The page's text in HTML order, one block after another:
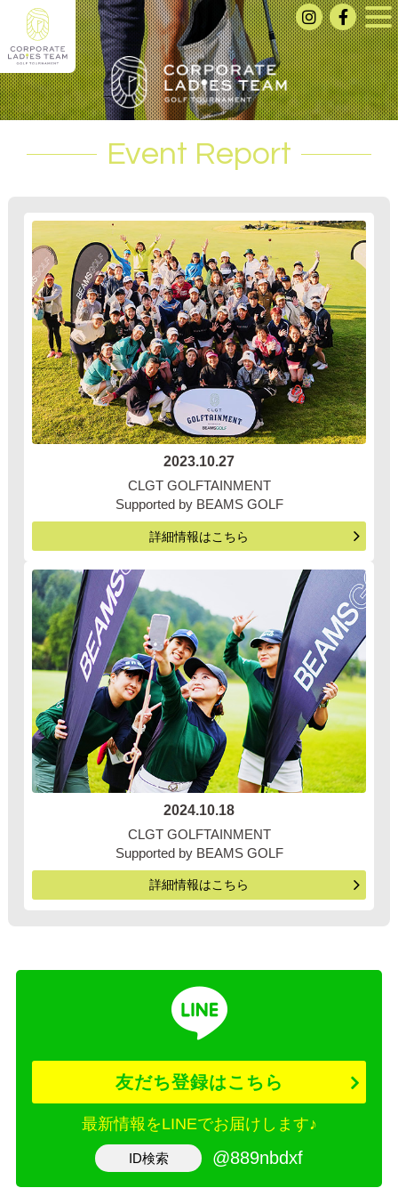
Event Report
2023.10.27
CLGT GOLFTAINMENT
Supported by BEAMS GOLF
詳細情報はこちら
2024.10.18
CLGT GOLFTAINMENT
Supported by BEAMS GOLF
詳細情報はこちら
友だち登録はこちら
最新情報をLINEでお届けします♪
ID検索 @889nbdxf